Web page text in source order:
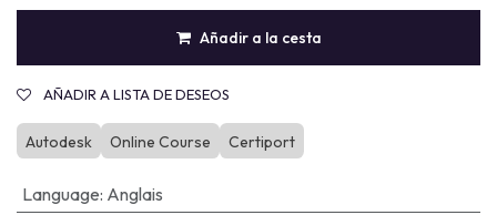
Añadir a la cesta
AÑADIR A LISTA DE DESEOS
Autodesk Online Course Certiport
Language: Anglais